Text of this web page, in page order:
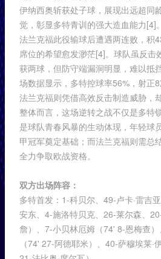
伊纳西奥斩获处子球，展现出远超同
觉，彰显多特青训的强大造血能力[4]。
法兰克福此役输球后遭遇两连败，积
席位的希望愈发渺茫[4]。球队虽反击
获两球，但防守端漏洞明显，难以抵
场数据显示，多特控球率56%，射正
法兰克福则凭借高效反击制造威胁，
整体而言，这场逆转之战不仅是多特
是球队青春风暴的生动体现，年轻球
甲冠军奠定基础；而法兰克福则需总
全力争取欧战资格。
双方出场阵容：
多特首发：1-科贝尔、49-卢卡·雷吉
安东、4-施洛特贝克、26-莱尔森、
詹）、7-小贝林厄姆（74' 8-恩梅查
（74' 27-阿德耶米）、40-萨穆埃莱